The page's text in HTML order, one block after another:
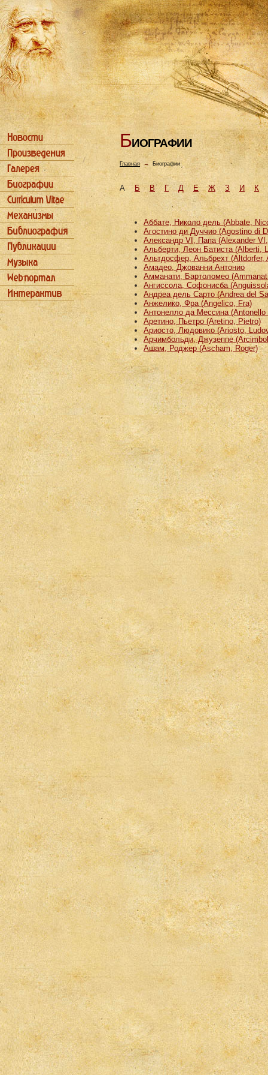
БИОГРАФИИ
Главная→ Биографии
АБ В Г Д Е Ж З И К
Аббате, Николо дель (Abbate,
Агостино ди Дуччио (Agostino di
Александр VI, Папа (Alexander
Альберти, Леон Батиста (Alberti,
Альтдосфер, Альбрехт (Altdorfer,
Амадео, Джованни Антонио
Амманати, Бартоломео
Ангиссола, Софонисба
Андреа дель Сарто (Andrea del
Анжелико, Фра (Angelico, Fra)
Антонелло да Мессина (Antonello
Аретино, Пьетро (Aretino, Pietro)
Ариосто, Людовико (Ariosto,
Арчимбольди, Джузеппе
Ашам, Роджер (Ascham, Roger)